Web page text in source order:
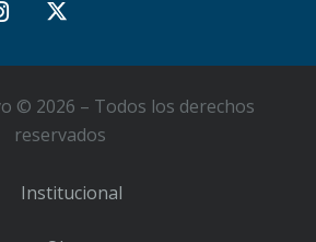
© 2026 – Todos los derechos
reservados
Institucional